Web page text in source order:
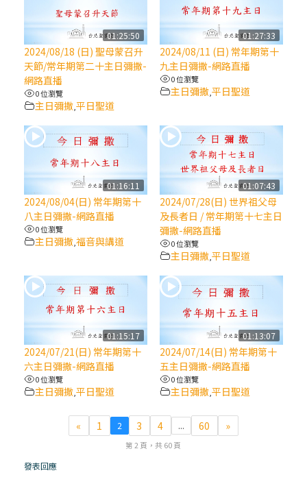
2025/10/10【萬物讚頌頌歌 – 太陽與生態音
樂會】紀念聖方濟與已逝教宗方濟各（下）
2025/10/10【萬物讚頌頌歌 – 太陽與生態音
樂會】紀念聖方濟與已逝教宗方濟各（上）
(9完結)黃敏正主教帶你做【將臨期避靜】—
匝凱的「新生命」：利他與內化
(8)黃敏正主教帶你做【將臨期避靜】—耶穌
降生成人與人同在＝「厄瑪努爾」
(7)黃敏正主教帶你做【將臨期避靜】—耶穌
降生人間，需要人的「接納」
(6)黃敏正主教帶你做【將臨期避靜】—「馬
槽」═「謙卑」
(5)黃敏正主教帶你做【將臨期避靜】—「福
傳」：講耶穌的故事
(4)黃敏正主教帶你做【將臨期避靜】—匝凱
「想看」耶穌，耶穌「走近」匝凱
(3)黃敏正主教帶你做【將臨期避靜】—「轉
01:25:50
2024/08/18 (日) 聖母蒙召升
天節/常年期第二十主日彌撒-
網路直播
0 位瀏覽
主日彌撒 ,平日聖道
01:27:33
2024/08/11 (日) 常年期第十
九主日彌撒-網路直播
0 位瀏覽
主日彌撒, 平日聖道
01:16:11
2024/08/04(日) 常年期第十
八主日彌撒-網路直播
0 位瀏覽
主日彌撒 ,福音與講道
01:07:43
2024/07/28(日) 世界祖父母
及長者日 / 常年期第十七主日
彌撒-網路直播
0 位瀏覽
主日彌撒, 平日聖道
01:15:17
2024/07/21(日) 常年期第十
六主日彌撒-網路直播
0 位瀏覽
主日彌撒 ,平日聖道
01:13:07
2024/07/14(日) 常年期第十
五主日彌撒-網路直播
0 位瀏覽
主日彌撒, 平日聖道
« 1 2 3 4 ... 60 »
第 2 頁，共 60 頁
發表回應